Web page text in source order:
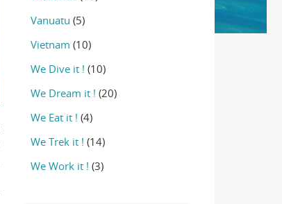
Vanuatu (5)
Vietnam (10)
We Dive it ! (10)
We Dream it ! (20)
We Eat it ! (4)
We Trek it ! (14)
We Work it ! (3)